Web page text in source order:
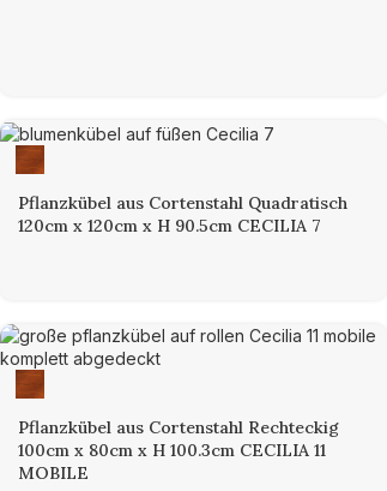
Pflanzkübel aus Cortenstahl Quadratisch
120cm x 120cm x H 90.5cm CECILIA 7
Pflanzkübel aus Cortenstahl Rechteckig
100cm x 80cm x H 100.3cm CECILIA 11
MOBILE